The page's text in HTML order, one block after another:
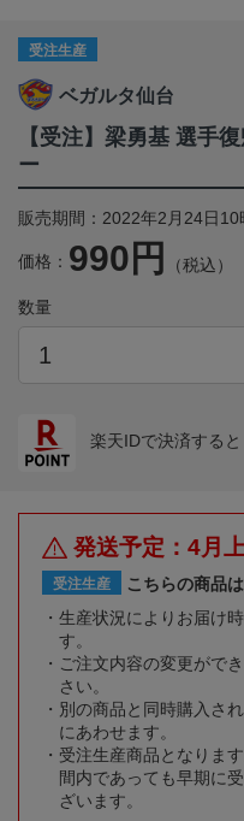
受注生産
ベガルタ仙台
【受注】梁勇基 選手
ー
販売期間：2022年2月24日
価格： 990円 （税込）
数量
楽天IDで決済すると
発送予定：4月
受注生産
こちらの商品
生産状況によりお届け
す。
ご注文内容の変更がで
さい。
別の商品と同時購入さ
にあわせます。
受注生産商品となりま
間内であっても早期に
ざいます。